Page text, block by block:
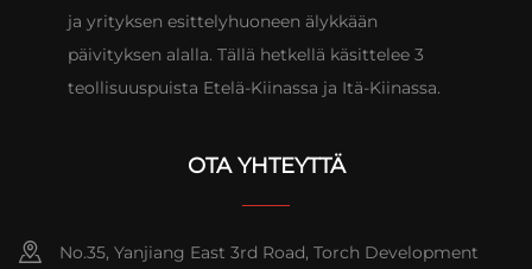
ja yrityksen esittelyhuoneen älykkään
päivityksen alalla. Tällä hetkellä käsittelee 3
teollisuuspuista Etelä-Kiinassa ja Itä-Kiinassa.
OTA YHTEYTTÄ
No.35, Yanjiang East 3rd Road, Torch Development